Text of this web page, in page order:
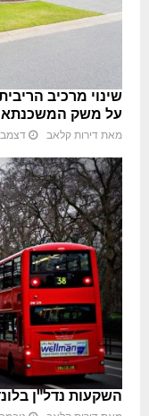
שינוי מרכיב
על משק
מאת דירות קלאב דצמבר 7,
השקעות נדל"ן